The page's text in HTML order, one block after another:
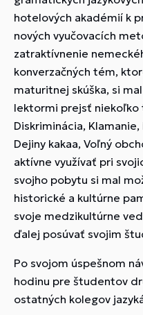
hotelových akadémií k
nových vyučovacích
zatraktívnenie
konverzačných tém,
maturitnej skúška, si
lektormi prejsť niekoľko
Diskriminácia,
Dejiny kakaa, Voľný
aktívne využívať pri
svojho pobytu si mal
historické a kultúrne
svoje medzikultúrne
ďalej posúvať svojim
Po svojom úspešnom
hodinu pre študentov
ostatných kolegov